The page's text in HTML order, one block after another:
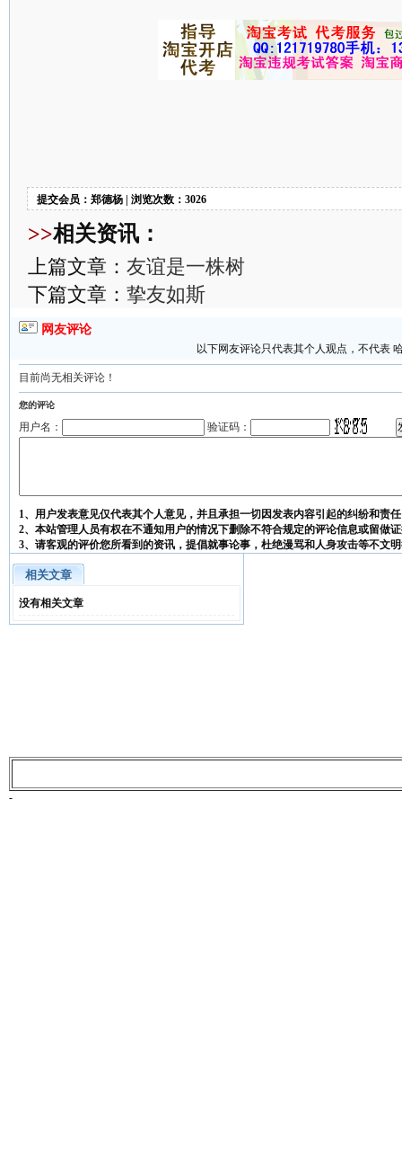
提交会员：郑德杨 | 浏览次数：3026
>>相关资讯：
上篇文章： 友谊是一株树
下篇文章： 挚友如斯
网友评论
以下网友评论只代表其个人观点，不代表
目前尚无相关评论！
您的评论
用户名： 验证码：
1、用户发表意见仅代表其个人意见，并且承担一切因发表内容引起的纠纷和责
2、本站管理人员有权在不通知用户的情况下删除不符合规定的评论信息或留做
3、请客观的评价您所看到的资讯，提倡就事论事，杜绝漫骂和人身攻击等不文
相关文章
没有相关文章
-